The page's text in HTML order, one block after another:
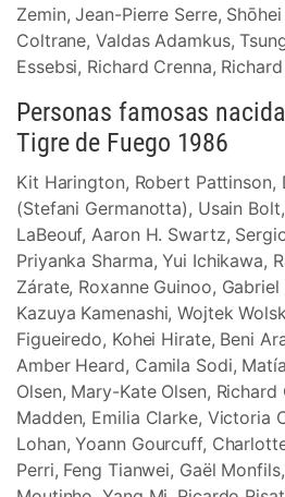
Zemin, Jean-Pierre Serre,
Coltrane, Valdas Adamkus,
Essebsi, Richard Crenna,
Personas famosas
Tigre de Fuego 1986
Kit Harington, Robert Pattinson,
(Stefani Germanotta), Usain
LaBeouf, Aaron H. Swartz,
Priyanka Sharma, Yui Ichikawa,
Zárate, Roxanne Guinoo,
Kazuya Kamenashi, Wojtek
Figueiredo, Kohei Hirate, Beni
Amber Heard, Camila Sodi,
Olsen, Mary-Kate Olsen, Richard
Madden, Emilia Clarke, Victoria
Lohan, Yoann Gourcuff,
Perri, Feng Tianwei, Gaël